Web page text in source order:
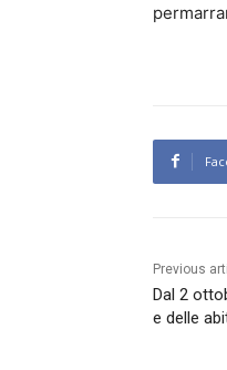
Previous
Dal 2
e delle